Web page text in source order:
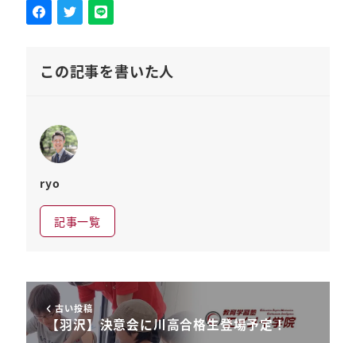
この記事を書いた人
ryo
記事一覧
古い投稿
【羽沢】決意会に川高合格生登場予定！